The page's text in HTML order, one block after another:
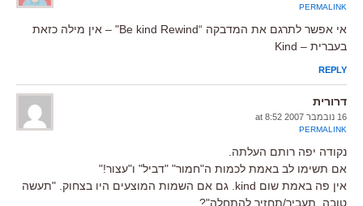
PERMALINK
אי אפשר לתרגם את המדבקה “Be kind Rewind" – אין מילה כזאת
בעברית – Kind
REPLY
דרורית
16 נובמבר 2007 at 8:52
PERMALINK
נקודה יפה רותם העלתה.
אם תשימו לב באמת לכמות ה"חמור" "דביל" ו"עצור!"
אין פה באמת שום kind. גם אם השמות המוצעים היו בצחוק. "תעשה
טובה, תעביר/תחזיר להתחלה"?